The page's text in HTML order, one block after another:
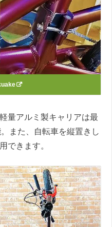
量アルミ製キャリアは最
また、自転車を縦置きし
できます。